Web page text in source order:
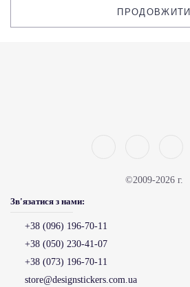
ПРОДОВЖИТИ
©2009-2026 г.
Зв'язатися з нами:
+38 (096) 196-70-11
+38 (050) 230-41-07
+38 (073) 196-70-11
store@designstickers.com.ua